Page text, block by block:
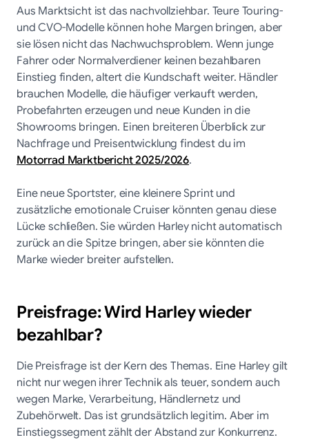
Aus Marktsicht ist das nachvollziehbar. Teure Touring-
und CVO-Modelle können hohe Margen bringen, aber
sie lösen nicht das Nachwuchsproblem. Wenn junge
Fahrer oder Normalverdiener keinen bezahlbaren
Einstieg finden, altert die Kundschaft weiter. Händler
brauchen Modelle, die häufiger verkauft werden,
Probefahrten erzeugen und neue Kunden in die
Showrooms bringen. Einen breiteren Überblick zur
Nachfrage und Preisentwicklung findest du im
Motorrad Marktbericht 2025/2026.
Eine neue Sportster, eine kleinere Sprint und
zusätzliche emotionale Cruiser könnten genau diese
Lücke schließen. Sie würden Harley nicht automatisch
zurück an die Spitze bringen, aber sie könnten die
Marke wieder breiter aufstellen.
Preisfrage: Wird Harley wieder
bezahlbar?
Die Preisfrage ist der Kern des Themas. Eine Harley gilt
nicht nur wegen ihrer Technik als teuer, sondern auch
wegen Marke, Verarbeitung, Händlernetz und
Zubehörwelt. Das ist grundsätzlich legitim. Aber im
Einstiegssegment zählt der Abstand zur Konkurrenz.